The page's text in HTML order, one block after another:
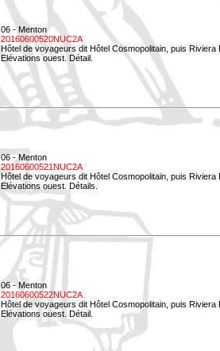
06 - Menton
20160600520NUC2A
Hôtel de voyageurs dit Hôtel Cosmopolitain, puis Riviera
Elévations ouest. Détail.
06 - Menton
20160600521NUC2A
Hôtel de voyageurs dit Hôtel Cosmopolitain, puis Riviera
Elévations ouest. Détails.
06 - Menton
20160600522NUC2A
Hôtel de voyageurs dit Hôtel Cosmopolitain, puis Riviera
Elévations ouest. Détail.